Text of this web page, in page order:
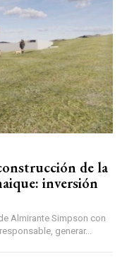
de la
inversión
Almirante Simpson con
generar...